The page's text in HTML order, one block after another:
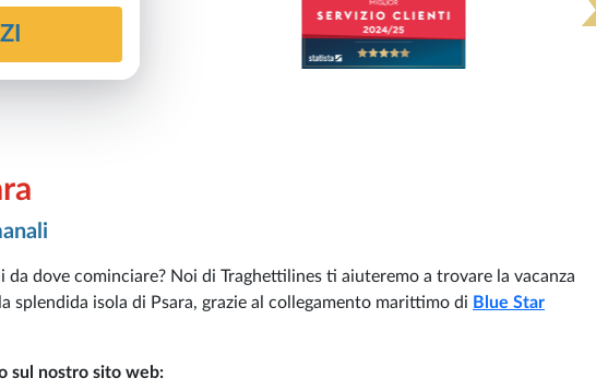
Recensioni
da dove cominciare? Noi di Traghettilines ti aiuteremo a trovare la vacanza
splendida isola di Psara, grazie al collegamento marittimo di Blue Star
sul nostro sito web: